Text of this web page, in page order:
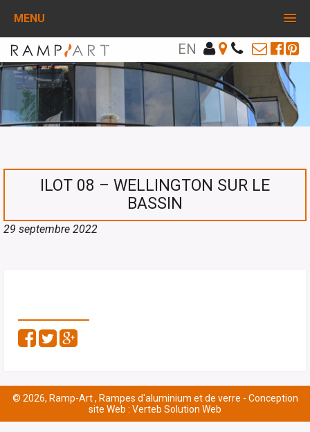
MENU
EN
ILOT 08 – WELLINGTON SUR LE
BASSIN
29 septembre 2022
© 2026, Ramp-Art , Rampes d'aluminium et de verre - Conception
site Web : Verteb Solution Web